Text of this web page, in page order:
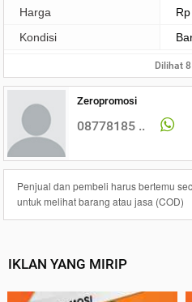
Harga
Kondisi
Dilihat
Zeropromosi
08778185 ..
Penjual dan pembeli harus bertemu
untuk melihat barang atau jasa (COD)
IKLAN YANG MIRIP